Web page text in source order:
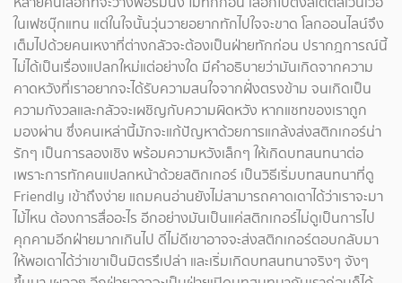
ในเฟซบุ๊กแทน แต่ในใจนั้นวุ่นวายอยากทักไปใจจะขาด โลกออนไลน์จึง
เต็มไปด้วยคนเหงาที่ต่างกลัวจะต้องเป็นฝ่ายทักก่อน ปรากฎการณ์นี้
ไม่ได้เป็นเรื่องแปลกใหม่แต่อย่างใด มีคำอธิบายว่ามันเกิดจากความ
คาดหวังที่เราอยากจะได้รับความสนใจจากฝั่งตรงข้าม จนเกิดเป็น
ความกังวลและกลัวจะเผชิญกับความผิดหวัง หากแชทของเราถูก
มองผ่าน ซึ่งคนเหล่านี้มักจะแก้ปัญหาด้วยการแกล้งส่งสติกเกอร์น่า
รักๆ เป็นการลองเชิง พร้อมความหวังเล็กๆ ให้เกิดบทสนทนาต่อ
เพราะการทักคนแปลกหน้าด้วยสติกเกอร์ เป็นวิธีเริ่มบทสนทนาที่ดู
Friendly เข้าถึงง่าย แถมคนอ่านยังไม่สามารถคาดเดาได้ว่าเราจะมา
ไม้ไหน ต้องการสื่ออะไร อีกอย่างมันเป็นแค่สติกเกอร์ไม่ดูเป็นการไป
คุกคามอีกฝ่ายมากเกินไป ดีไม่ดีเขาอาจจะส่งสติกเกอร์ตอบกลับมา
ให้พอเดาได้ว่าเขาเป็นมิตรรึเปล่า และเริ่มเกิดบทสนทนาจริงๆ จังๆ